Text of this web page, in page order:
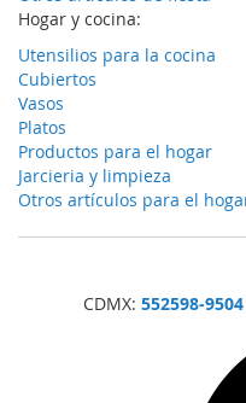
Hogar y cocina:
Utensilios para la cocina
Cubiertos
Vasos
Platos
Productos para el hogar
Jarcieria y limpieza
Otros artículos para el
CDMX: 552598-9504